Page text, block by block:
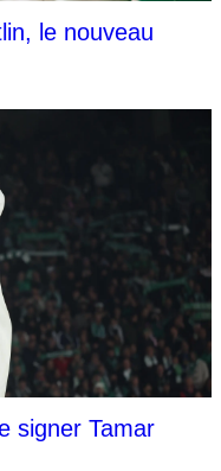
le nouveau
signer Tamar